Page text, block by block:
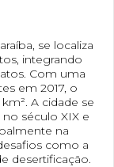
se localiza
integrando
Com uma
em 2017, o
A cidade se
século XIX e
na
como a
desertificação.